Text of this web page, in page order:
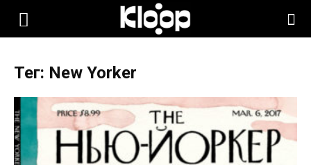
KLOOP.KG
Новости
Тег: New Yorker